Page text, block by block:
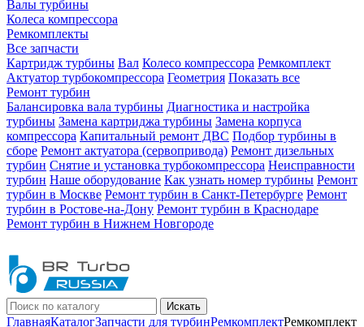
Валы турбины
Колеса компрессора
Ремкомплекты
Все запчасти
Картридж турбины Вал Колесо компрессора Ремкомплект
Актуатор турбокомпрессора Геометрия Показать все
Ремонт турбин
Балансировка вала турбины Диагностика и настройка
турбины Замена картриджа турбины Замена корпуса
компрессора Капитальный ремонт ДВС Подбор турбины в
сборе Ремонт актуатора (сервопривода) Ремонт дизельных
турбин Снятие и установка турбокомпрессора Неисправности
турбин Наше оборудование Как узнать номер турбины Ремонт
турбин в Москве Ремонт турбин в Санкт-Петербурге Ремонт
турбин в Ростове-на-Дону Ремонт турбин в Краснодаре
Ремонт турбин в Нижнем Новгороде
Искать
ГлавнаяКаталогЗапчасти для турбинРемкомплектРемкомплект